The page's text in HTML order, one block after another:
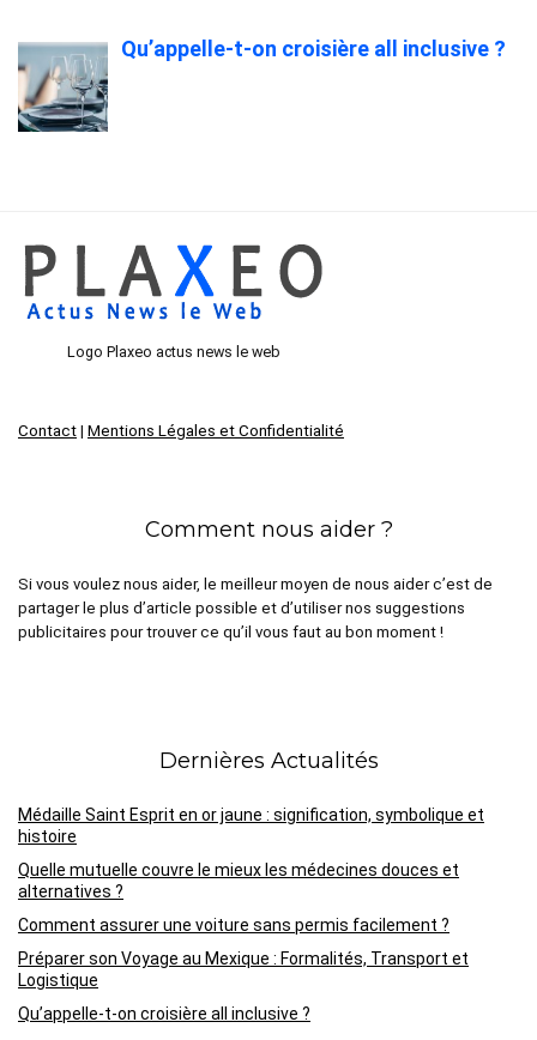
Qu’appelle-t-on croisière all inclusive ?
Logo Plaxeo actus news le web
Contact | Mentions Légales et Confidentialité
Comment nous aider ?
Si vous voulez nous aider, le meilleur moyen de nous aider c’est de
partager le plus d’article possible et d’utiliser nos suggestions
publicitaires pour trouver ce qu’il vous faut au bon moment !
Dernières Actualités
Médaille Saint Esprit en or jaune : signification, symbolique et
histoire
Quelle mutuelle couvre le mieux les médecines douces et
alternatives ?
Comment assurer une voiture sans permis facilement ?
Préparer son Voyage au Mexique : Formalités, Transport et
Logistique
Qu’appelle-t-on croisière all inclusive ?